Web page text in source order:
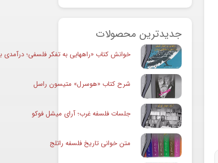
جدیدترین محصولات
خوانش کتاب «راههایی به تفکر فلسفی؛ درآمدی
شرح کتاب «هوسرل» متیسون راسل
جلسات فلسفه غرب؛ آرای میشل فوکو
متن خوانی تاریخ فلسفه راتلج